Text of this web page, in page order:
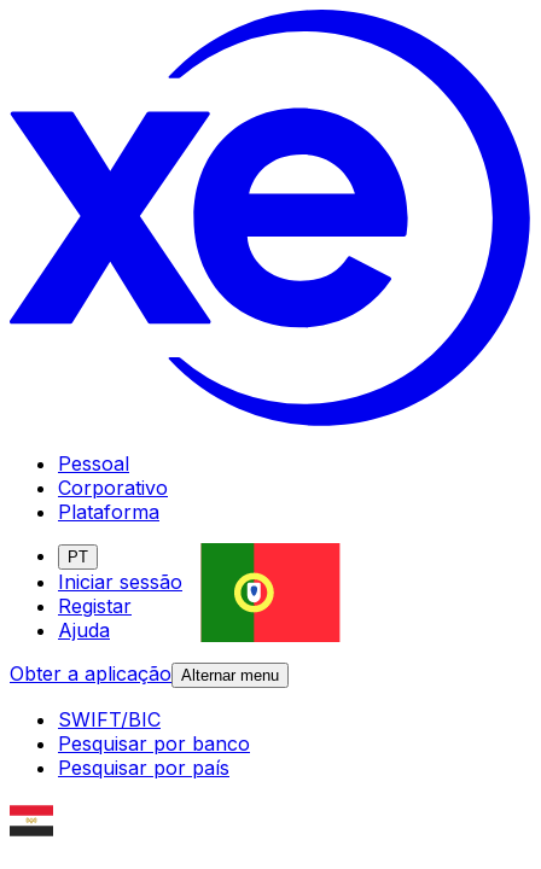
Pessoal
Corporativo
Plataforma
PT
Iniciar sessão
Registar
Ajuda
Obter a aplicação Alternar menu
SWIFT/BIC
Pesquisar por banco
Pesquisar por país